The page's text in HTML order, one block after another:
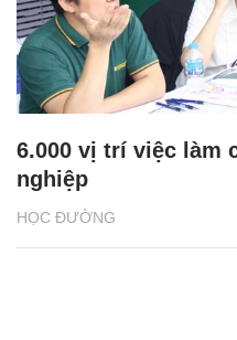
HỌC ĐƯỜNG
6.000 vị trí việc làm
nghiệp